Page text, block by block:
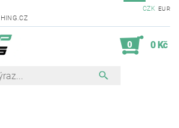
CZK EUR
0 0 Kč